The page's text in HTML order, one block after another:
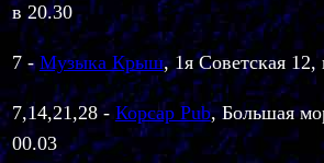
в 20.30
7 -Музыка Крыш, 1я Советская 12,
7,14,21,28 - Корсар Pub, Большая
00.03